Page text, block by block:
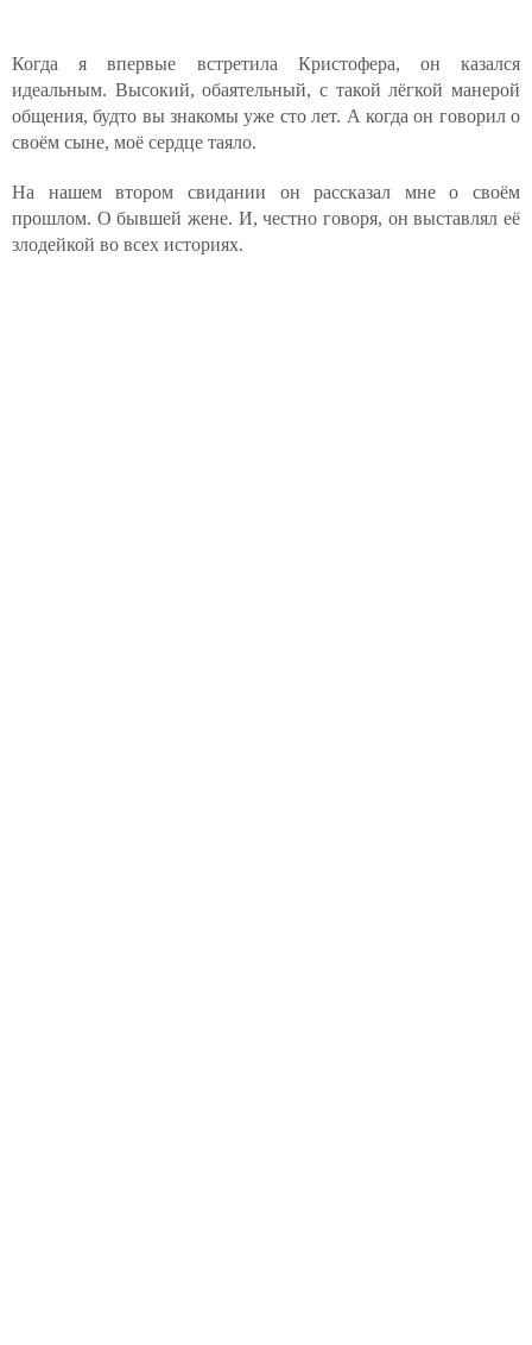
Когда я впервые встретила Кристофера, он казался
идеальным. Высокий, обаятельный, с такой лёгкой манерой
общения, будто вы знакомы уже сто лет. А когда он говорил о
своём сыне, моё сердце таяло.
На нашем втором свидании он рассказал мне о своём
прошлом. О бывшей жене. И, честно говоря, он выставлял её
злодейкой во всех историях.